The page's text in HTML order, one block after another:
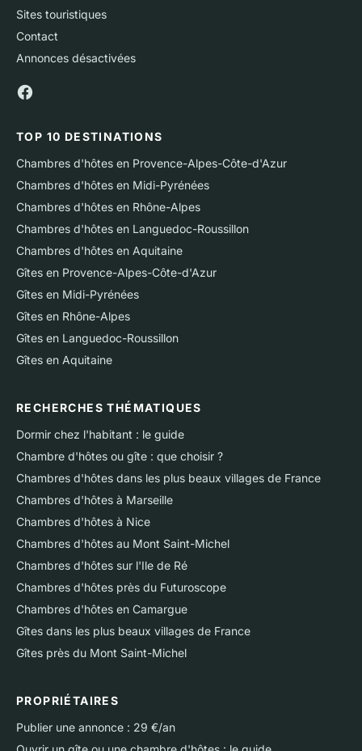
Sites touristiques
Contact
Annonces désactivées
TOP 10 DESTINATIONS
Chambres d'hôtes en Provence-Alpes-Côte-d'Azur
Chambres d'hôtes en Midi-Pyrénées
Chambres d'hôtes en Rhône-Alpes
Chambres d'hôtes en Languedoc-Roussillon
Chambres d'hôtes en Aquitaine
Gîtes en Provence-Alpes-Côte-d'Azur
Gîtes en Midi-Pyrénées
Gîtes en Rhône-Alpes
Gîtes en Languedoc-Roussillon
Gîtes en Aquitaine
RECHERCHES THÉMATIQUES
Dormir chez l'habitant : le guide
Chambre d'hôtes ou gîte : que choisir ?
Chambres d'hôtes dans les plus beaux villages de France
Chambres d'hôtes à Marseille
Chambres d'hôtes à Nice
Chambres d'hôtes au Mont Saint-Michel
Chambres d'hôtes sur l'Ile de Ré
Chambres d'hôtes près du Futuroscope
Chambres d'hôtes en Camargue
Gîtes dans les plus beaux villages de France
Gîtes près du Mont Saint-Michel
PROPRIÉTAIRES
Publier une annonce : 29 €/an